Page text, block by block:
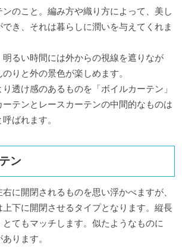
のこと。編み方や織り方によって、美し
き、それは暮らしに潤いを与えてくれま
明るい時間には外からの視線を遮りなが
りと外の景色が楽しめます。
透け感のあるものを「ボイルカーテン」
ーテンとレースカーテンの中間的なものは
ばれます。
ン
に開閉されるものを思い浮かべますが、
下に開閉させるタイプとなります。縦長
てもマッチします。似たようなものに
ります。